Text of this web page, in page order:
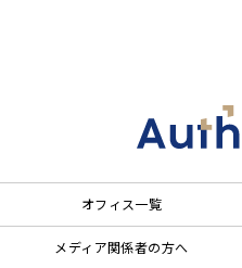
オフィス一覧
メディア関係者の方へ